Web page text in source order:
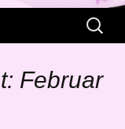
Suchen
nach:
Februar